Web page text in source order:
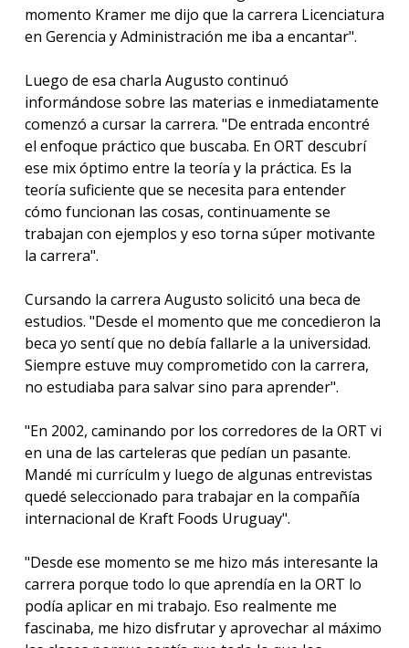
momento Kramer me dijo que la carrera Licenciatura
en Gerencia y Administración me iba a encantar".
Luego de esa charla Augusto continuó
informándose sobre las materias e inmediatamente
comenzó a cursar la carrera. "De entrada encontré
el enfoque práctico que buscaba. En ORT descubrí
ese mix óptimo entre la teoría y la práctica. Es la
teoría suficiente que se necesita para entender
cómo funcionan las cosas, continuamente se
trabajan con ejemplos y eso torna súper motivante
la carrera".
Cursando la carrera Augusto solicitó una beca de
estudios. "Desde el momento que me concedieron la
beca yo sentí que no debía fallarle a la universidad.
Siempre estuve muy comprometido con la carrera,
no estudiaba para salvar sino para aprender".
"En 2002, caminando por los corredores de la ORT vi
en una de las carteleras que pedían un pasante.
Mandé mi currículm y luego de algunas entrevistas
quedé seleccionado para trabajar en la compañía
internacional de Kraft Foods Uruguay".
"Desde ese momento se me hizo más interesante la
carrera porque todo lo que aprendía en la ORT lo
podía aplicar en mi trabajo. Eso realmente me
fascinaba, me hizo disfrutar y aprovechar al máximo